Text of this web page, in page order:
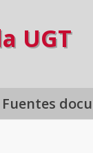
UGT
Fuentes